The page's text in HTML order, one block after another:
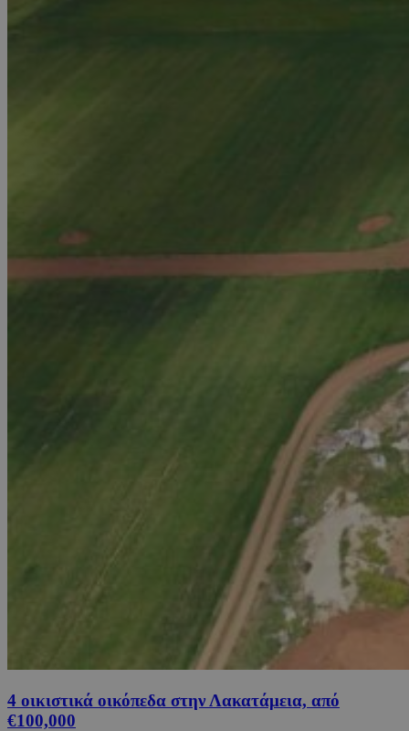
4 οικιστικά οικόπεδα στην Λακατάμεια, από
€100,000